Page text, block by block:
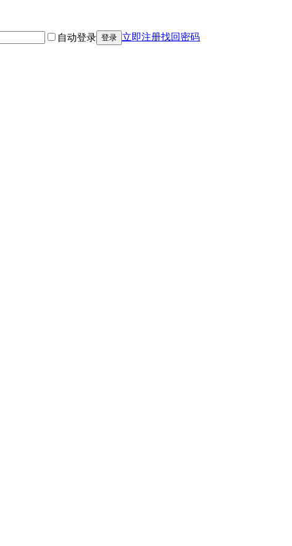
自动登录 登录 立即注册找回密码